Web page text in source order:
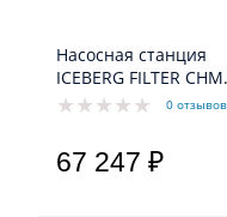
Насосная станция
ICEBERG FILTER
ЗDС-LA (Hном.-45 м;
0 отзывов
67 247 ₽